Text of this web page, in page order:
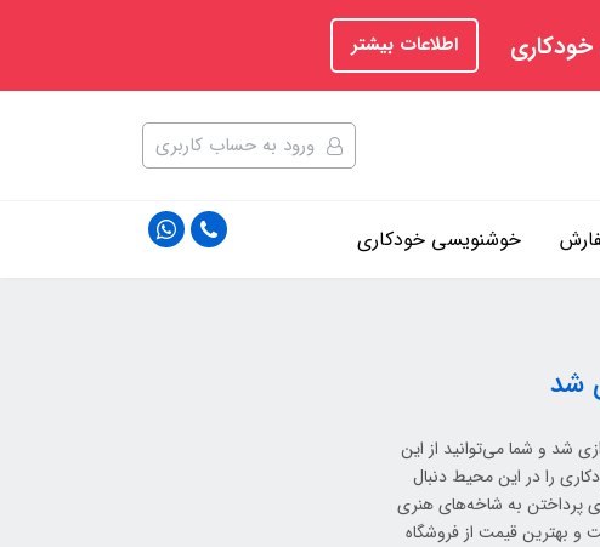
اطلاعات بیشتر
ورود به حساب کاربری
خوشنویسی خودکاری
شد
شد و شما می‌توانید از این
را در این محیط دنبال
پرداختن به شاخه‌های هنری
و بهترین قیمت از فروشگاه